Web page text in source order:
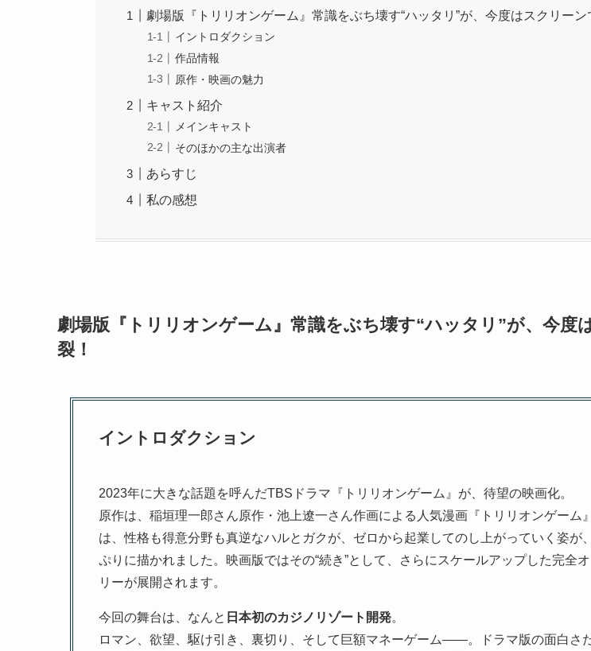
劇場版『トリリオンゲーム』常識をぶち壊す“ハッタリ”が、今度はスクリーン
イントロダクション
作品情報
原作・映画の魅力
キャスト紹介
メインキャスト
そのほかの主な出演者
あらすじ
私の感想
劇場版『トリリオンゲーム』常識をぶち壊す“ハッタリ”が、今度
裂！
イントロダクション
2023年に大きな話題を呼んだTBSドラマ『トリリオンゲーム』が、待望の映画化。
原作は、稲垣理一郎さん原作・池上遼一さん作画による人気漫画『トリリオンゲーム
は、性格も得意分野も真逆なハルとガクが、ゼロから起業してのし上がっていく姿が
ぷりに描かれました。映画版ではその“続き”として、さらにスケールアップした完全
リーが展開されます。
今回の舞台は、なんと 日本初のカジノリゾート開発。
ロマン、欲望、駆け引き、裏切り、そして巨額マネーゲーム――。ドラマ版の面白さ